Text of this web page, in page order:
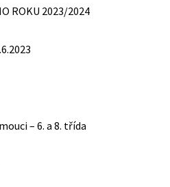
ROKU 2023/2024
– 6. a 8. třída